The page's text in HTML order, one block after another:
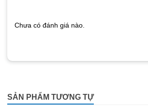
Chưa có đánh giá nào.
SẢN PHẨM TƯƠNG TỰ